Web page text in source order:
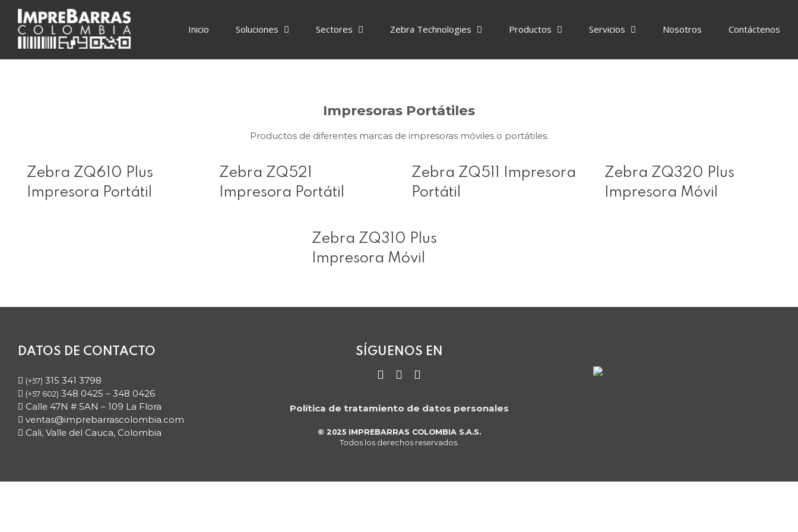
content
Inicio Soluciones Sectores Zebra Technologies Productos Servicios Nosotros Contáctenos
Impresoras Portátiles
Productos de diferentes marcas de impresoras móviles o portátiles.
Zebra ZQ610 Plus
Impresora Portátil
Zebra ZQ521
Impresora Portátil
Zebra ZQ511 Impresora
Portátil
Zebra ZQ320 Plus
Impresora Móvil
Zebra ZQ310 Plus
Impresora Móvil
DATOS DE CONTACTO
(+57) 315 341 3798
(+57 602) 348 0425 – 348 0426
Calle 47N # 5AN – 109 La Flora
ventas@imprebarrascolombia.com
Cali, Valle del Cauca, Colombia
SÍGUENOS EN
Instagram
Twitter
Política de tratamiento de datos personales
© 2025 IMPREBARRAS COLOMBIA S.A.S.
Todos los derechos reservados.